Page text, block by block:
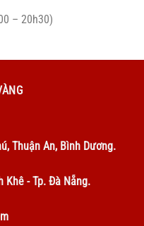
– 20h30)
Thuận An, Bình Dương.
Khê - Tp. Đà Nẵng.